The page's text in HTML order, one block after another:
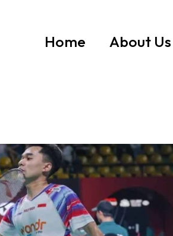
Home About Us